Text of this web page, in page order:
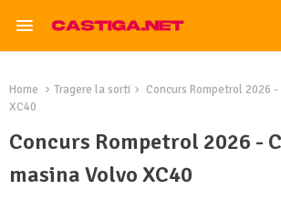
Home Tragere la sorti
Concurs Rompetrol 2026
XC40
Concurs Rompetrol 2026 -
masina Volvo XC40